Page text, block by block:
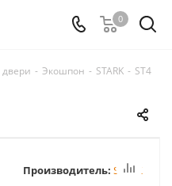
0
- Экошпон - STARK - ST4
Производитель: STARK